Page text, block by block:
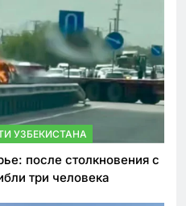
УЗБЕКИСТАНА
после столкновения с
три человека